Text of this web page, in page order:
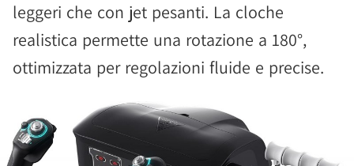
leggeri che con jet pesanti. La cloche
realistica permette una rotazione a 180°,
ottimizzata per regolazioni fluide e precise.